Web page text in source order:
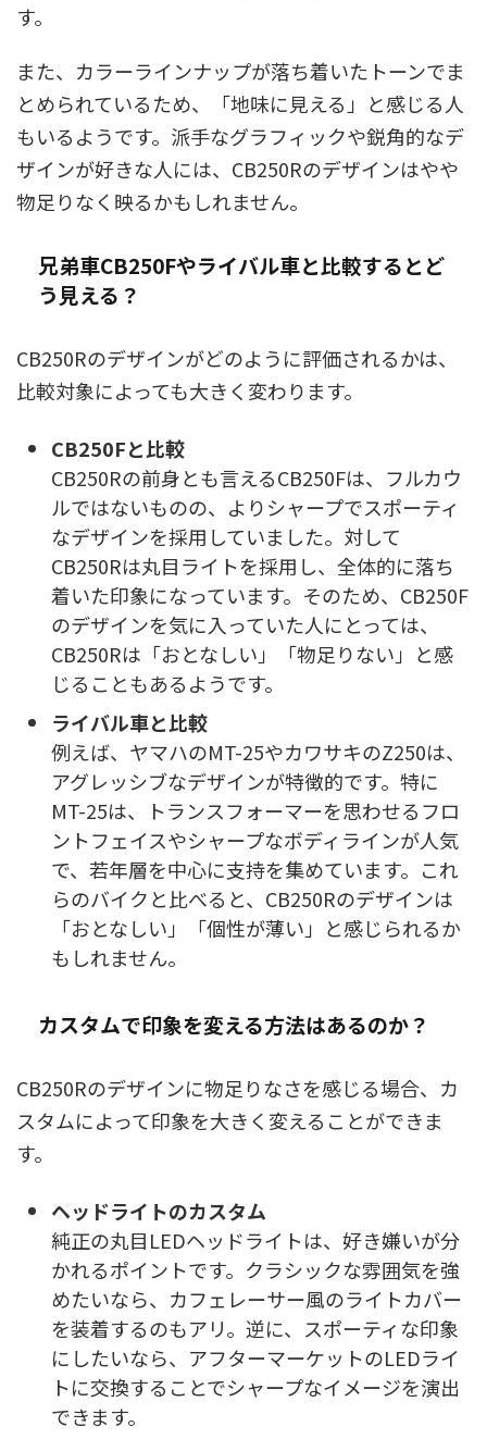
す。
また、カラーラインナップが落ち着いたトーンでま
とめられているため、「地味に見える」と感じる人
もいるようです。派手なグラフィックや鋭角的なデ
ザインが好きな人には、CB250Rのデザインはやや
物足りなく映るかもしれません。
兄弟車CB250Fやライバル車と比較するとど
う見える？
CB250Rのデザインがどのように評価されるかは、
比較対象によっても大きく変わります。
CB250Fと比較
CB250Rの前身とも言えるCB250Fは、フルカウ
ルではないものの、よりシャープでスポーティ
なデザインを採用していました。対して
CB250Rは丸目ライトを採用し、全体的に落ち
着いた印象になっています。そのため、CB250F
のデザインを気に入っていた人にとっては、
CB250Rは「おとなしい」「物足りない」と感
じることもあるようです。
ライバル車と比較
例えば、ヤマハのMT-25やカワサキのZ250は、
アグレッシブなデザインが特徴的です。特に
MT-25は、トランスフォーマーを思わせるフロ
ントフェイスやシャープなボディラインが人気
で、若年層を中心に支持を集めています。これ
らのバイクと比べると、CB250Rのデザインは
「おとなしい」「個性が薄い」と感じられるか
もしれません。
カスタムで印象を変える方法はあるのか？
CB250Rのデザインに物足りなさを感じる場合、カ
スタムによって印象を大きく変えることができま
す。
ヘッドライトのカスタム
純正の丸目LEDヘッドライトは、好き嫌いが分
かれるポイントです。クラシックな雰囲気を強
めたいなら、カフェレーサー風のライトカバー
を装着するのもアリ。逆に、スポーティな印象
にしたいなら、アフターマーケットのLEDライ
トに交換することでシャープなイメージを演出
できます。